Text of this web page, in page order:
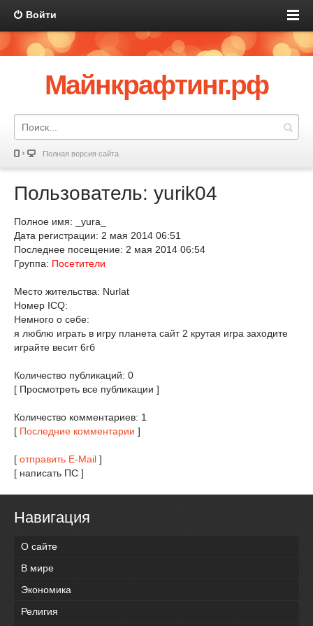
Войти
Майнкрафтинг.рф
Полная версия сайта
Пользователь: yurik04
Полное имя: _yura_
Дата регистрации: 2 мая 2014 06:51
Последнее посещение: 2 мая 2014 06:54
Группа: Посетители
Место жительства: Nurlat
Номер ICQ:
Немного о себе:
я люблю играть в игру планета сайт 2 крутая игра заходите
играйте весит 6гб
Количество публикаций: 0
[ Просмотреть все публикации ]
Количество комментариев: 1
[ Последние комментарии ]
[ отправить E-Mail ]
[ написать ПС ]
Навигация
О сайте
В мире
Экономика
Религия